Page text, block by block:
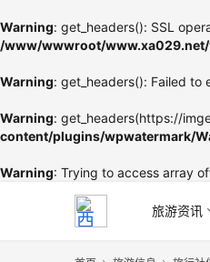
Warning: get_headers(): SSL
/www/wwwroot/
Warning: get_headers(): Failed to
Warning: get_headers(https://
content/plugins/wpwatermark/
Warning: Trying to access array
旅游资讯